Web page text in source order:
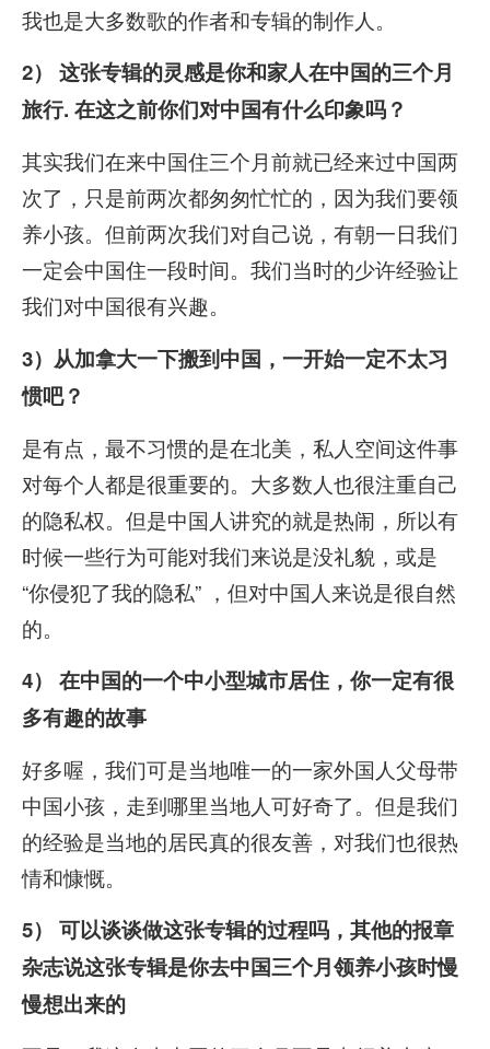
我也是大多数歌的作者和专辑的制作人。
2） 这张专辑的灵感是你和家人在中国的三个月
旅行. 在这之前你们对中国有什么印象吗？
其实我们在来中国住三个月前就已经来过中国两
次了，只是前两次都匆匆忙忙的，因为我们要领
养小孩。但前两次我们对自己说，有朝一日我们
一定会中国住一段时间。我们当时的少许经验让
我们对中国很有兴趣。
3）从加拿大一下搬到中国，一开始一定不太习
惯吧？
是有点，最不习惯的是在北美，私人空间这件事
对每个人都是很重要的。大多数人也很注重自己
的隐私权。但是中国人讲究的就是热闹，所以有
时候一些行为可能对我们来说是没礼貌，或是
“你侵犯了我的隐私” ，但对中国人来说是很自然
的。
4） 在中国的一个中小型城市居住，你一定有很
多有趣的故事
好多喔，我们可是当地唯一的一家外国人父母带
中国小孩，走到哪里当地人可好奇了。但是我们
的经验是当地的居民真的很友善，对我们也很热
情和慷慨。
5） 可以谈谈做这张专辑的过程吗，其他的报章
杂志说这张专辑是你去中国三个月领养小孩时慢
慢想出来的